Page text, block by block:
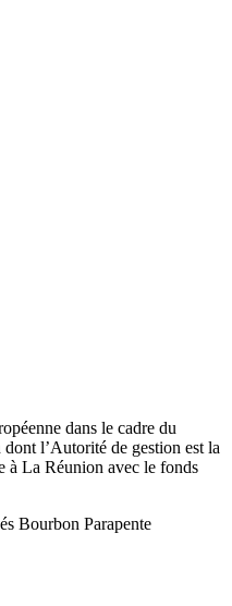
dans le cadre du
l’Autorité de gestion est la
à La Réunion avec le fonds
Bourbon Parapente